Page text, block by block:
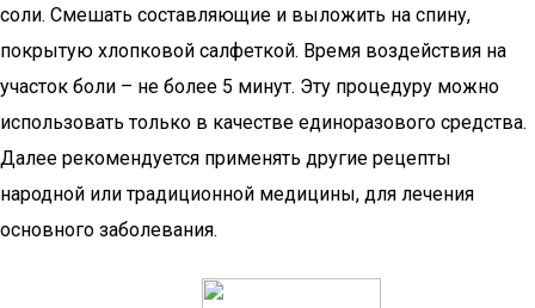
соли. Смешать составляющие и выложить на спину,
покрытую хлопковой салфеткой. Время воздействия на
участок боли – не более 5 минут. Эту процедуру можно
использовать только в качестве единоразового средства.
Далее рекомендуется применять другие рецепты
народной или традиционной медицины, для лечения
основного заболевания.